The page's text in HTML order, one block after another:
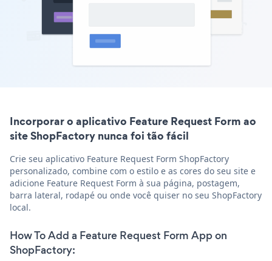
Incorporar o aplicativo Feature Request Form ao
site ShopFactory nunca foi tão fácil
Crie seu aplicativo Feature Request Form ShopFactory
personalizado, combine com o estilo e as cores do seu site e
adicione Feature Request Form à sua página, postagem,
barra lateral, rodapé ou onde você quiser no seu ShopFactory
local.
How To Add a Feature Request Form App on
ShopFactory: